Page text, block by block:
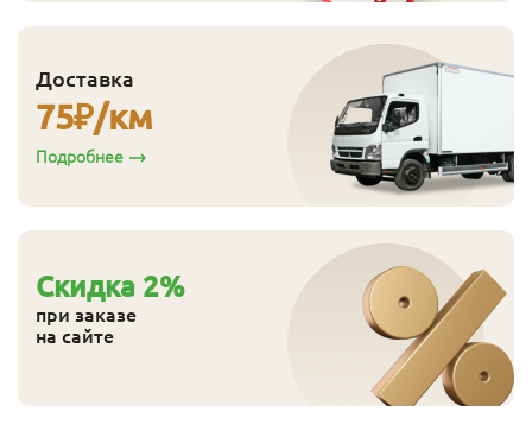
Доставка
75₽/км
Подробнее
Cкидка 2%
при заказе
на сайте